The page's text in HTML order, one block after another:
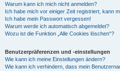
Warum kann ich mich nicht anmelden?
Ich habe mich vor einiger Zeit registriert, kann
Ich habe mein Passwort vergessen!
Warum werde ich automatisch abgemeldet?
Wozu ist die Funktion „Alle Cookies löschen“?
Benutzerpräferenzen und -einstellungen
Wie kann ich meine Einstellungen ändern?
Wie kann ich verhindern, dass mein